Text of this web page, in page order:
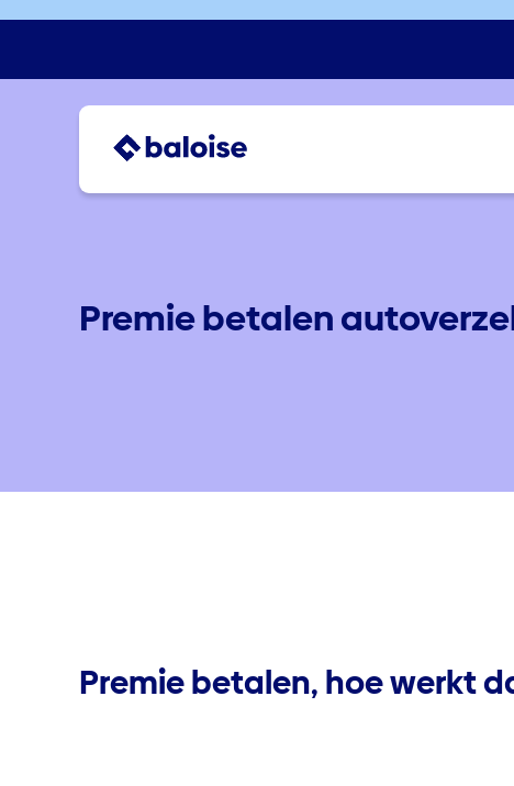
Premie betalen
Premie betalen, hoe werkt